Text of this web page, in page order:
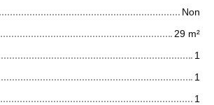
Non
29 m²
1
1
1